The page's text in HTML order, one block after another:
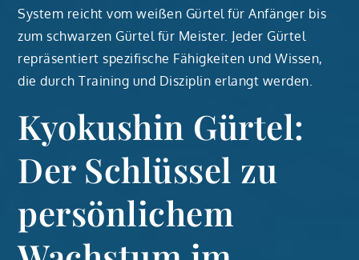
System reicht vom weißen Gürtel für Anfänger bis
zum schwarzen Gürtel für Meister. Jeder Gürtel
repräsentiert spezifische Fähigkeiten und Wissen,
die durch Training und Disziplin erlangt werden.
Kyokushin Gürtel:
Der Schlüssel zu
persönlichem